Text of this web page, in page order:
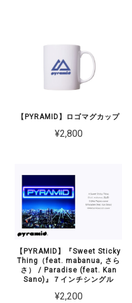
【PYRAMID】ロゴマグカップ
¥2,800
【PYRAMID】『Sweet Sticky
Thing（feat. mabanua, さら
さ） / Paradise (feat. Kan
Sano)』７インチシングル
¥2,200